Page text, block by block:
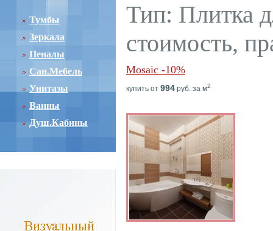
Тумбы
Зеркала
Пеналы
Сан.Мебель
Унитазы
Ванны
Душ.Кабины
Тип: Плитка
стоимость,
Mosaic -10%
купить от 994 руб. за м2